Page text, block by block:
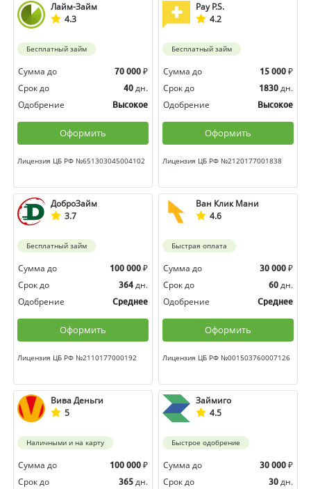
Лайм-Займ
4.3
Бесплатный займ
Сумма до 70 000 ₽
Срок до
40 дн.
Одобрение
Высокое
Оформить
Лицензия ЦБ РФ №651303045004102
Pay P.S.
4.2
Бесплатный займ
Сумма до 15 000 ₽
Срок до
1830 дн.
Одобрение
Высокое
Оформить
Лицензия ЦБ РФ №2120177001838
ДоброЗайм
3.7
Бесплатный займ
Сумма до 100 000 ₽
Срок до
364 дн.
Одобрение
Среднее
Оформить
Лицензия ЦБ РФ №2110177000192
Ван Клик Мани
4.6
Быстрая оплата
Сумма до 30 000 ₽
Срок до
60 дн.
Одобрение
Среднее
Оформить
Лицензия ЦБ РФ №001503760007126
Вива Деньги
5
Наличными и на карту
Сумма до 100 000 ₽
Срок до
365 дн.
Займиго
4.5
Быстрое одобрение
Сумма до 30 000 ₽
Срок до
30 дн.